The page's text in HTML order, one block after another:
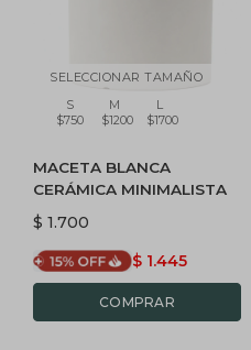
SELECCIONAR TAMAÑO
S
$750
M
$1200
L
$1700
MACETA BLANCA
CERÁMICA MINIMALISTA
$ 1.700
$ 1.445